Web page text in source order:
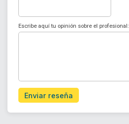
Escribe aquí tu opinión sobre el profesional:
Enviar reseña